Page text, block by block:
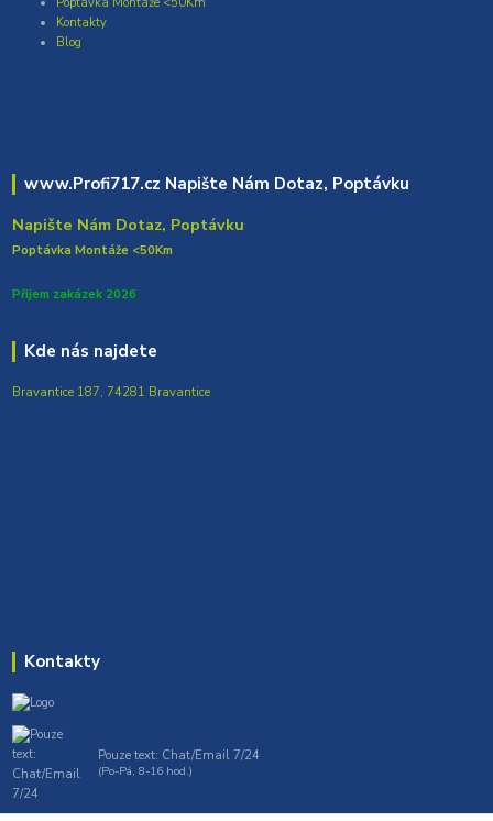
Kontakty
Blog
www.Profi717.cz Napište Nám Dotaz, Poptávku
Napište Nám Dotaz, Poptávku
Poptávka Montáže <50Km
Přijem zakázek 2026
Kde nás najdete
Bravantice 187, 74281 Bravantice
Kontakty
Pouze text: Chat/Email 7/24
(Po-Pá, 8-16 hod.)